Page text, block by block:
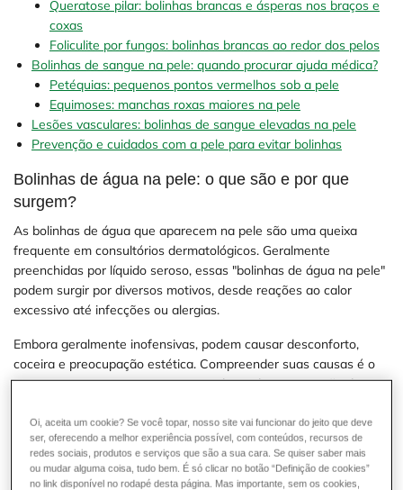
Queratose pilar: bolinhas brancas e ásperas nos braços e
coxas
Foliculite por fungos: bolinhas brancas ao redor dos pelos
Bolinhas de sangue na pele: quando procurar ajuda médica?
Petéquias: pequenos pontos vermelhos sob a pele
Equimoses: manchas roxas maiores na pele
Lesões vasculares: bolinhas de sangue elevadas na pele
Prevenção e cuidados com a pele para evitar bolinhas
Bolinhas de água na pele: o que são e por que
surgem?
As bolinhas de água que aparecem na pele são uma queixa
frequente em consultórios dermatológicos. Geralmente
preenchidas por líquido seroso, essas "bolinhas de água na pele"
podem surgir por diversos motivos, desde reações ao calor
excessivo até infecções ou alergias.
Embora geralmente inofensivas, podem causar desconforto,
coceira e preocupação estética. Compreender suas causas é o
primeiro passo para o tratamento adequado e prevenção de
provocam esse tipo de manifestação na pele.
Miliária: bolinhas de água causadas pelo calor e
suor
Oi, aceita um cookie? Se você topar, nosso site vai funcionar do jeito que deve
ser, oferecendo a melhor experiência possível, com conteúdos, recursos de
redes sociais, produtos e serviços que são a sua cara. Se quiser saber mais
ou mudar alguma coisa, tudo bem. É só clicar no botão “Definição de cookies”
no link disponível no rodapé desta página. Mas importante, sem os cookies,